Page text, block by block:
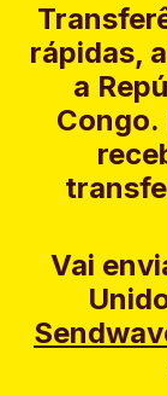
rápidas,
a
Congo.
Vai